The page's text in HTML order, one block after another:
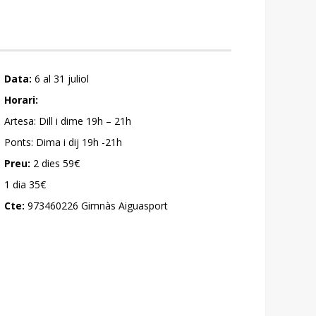
Data: 6 al 31 juliol
Horari:
Artesa: Dill i dime 19h – 21h
Ponts: Dima i dij 19h -21h
Preu: 2 dies 59€
1 dia 35€
Cte: 973460226 Gimnàs Aiguasport